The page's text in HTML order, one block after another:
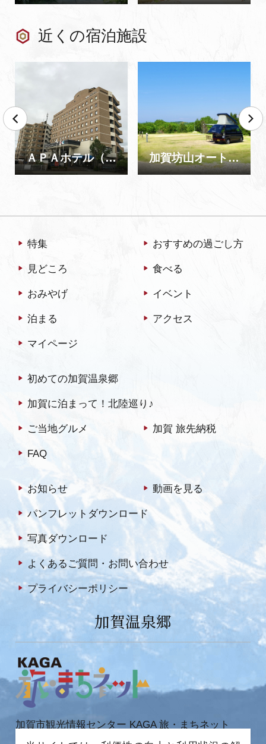
近くの宿泊施設
ＡＰＡホテル（アパホテル）＜加賀大聖寺駅前＞ 加賀坊山オートキャンプ場
特集 おすすめの過ごし方
見どころ 食べる
おみやげ イベント
泊まる アクセス
マイページ
初めての加賀温泉郷
加賀に泊まって！北陸巡り♪
ご当地グルメ 加賀 旅先納税
FAQ
お知らせ 動画を見る
パンフレットダウンロード
写真ダウンロード
よくあるご質問・お問い合わせ
プライバシーポリシー
加賀温泉郷
加賀市観光情報センター KAGA 旅・まちネット